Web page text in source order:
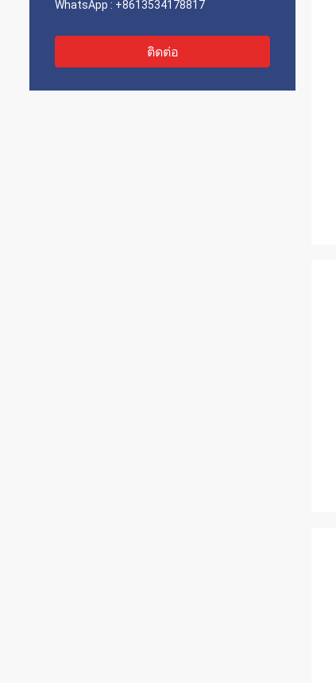
WhatsApp : +8613534178817
ติดต่อ